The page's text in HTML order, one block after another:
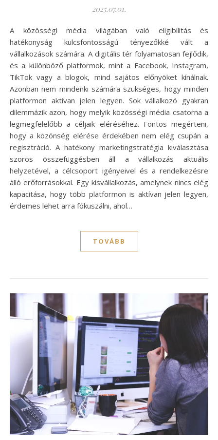
2025.07.01.
A közösségi média világában való eligibilitás és
hatékonyság kulcsfontosságú tényezőkké vált a
vállalkozások számára. A digitális tér folyamatosan fejlődik,
és a különböző platformok, mint a Facebook, Instagram,
TikTok vagy a blogok, mind sajátos előnyöket kínálnak.
Azonban nem mindenki számára szükséges, hogy minden
platformon aktívan jelen legyen. Sok vállalkozó gyakran
dilemmázik azon, hogy melyik közösségi média csatorna a
legmegfelelőbb a céljaik eléréséhez. Fontos megérteni,
hogy a közönség elérése érdekében nem elég csupán a
regisztráció. A hatékony marketingstratégia kiválasztása
szoros összefüggésben áll a vállalkozás aktuális
helyzetével, a célcsoport igényeivel és a rendelkezésre
álló erőforrásokkal. Egy kisvállalkozás, amelynek nincs elég
kapacitása, hogy több platformon is aktívan jelen legyen,
érdemes lehet arra fókuszálni, ahol…
TOVÁBB